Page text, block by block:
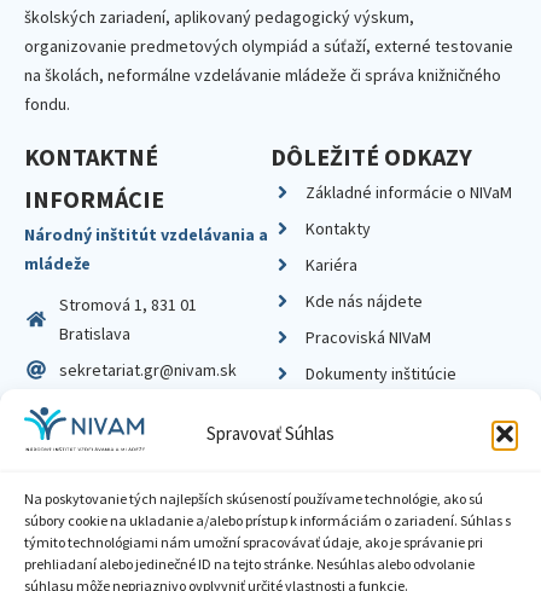
Spravovať Súhlas
Na poskytovanie tých najlepších skúseností používame technológie, ako sú
súbory cookie na ukladanie a/alebo prístup k informáciám o zariadení. Súhlas s
týmito technológiami nám umožní spracovávať údaje, ako je správanie pri
prehliadaní alebo jedinečné ID na tejto stránke. Nesúhlas alebo odvolanie
súhlasu môže nepriaznivo ovplyvniť určité vlastnosti a funkcie.
školských zariadení, aplikovaný pedagogický výskum,
organizovanie predmetových olympiád a súťaží, externé testovanie
na školách, neformálne vzdelávanie mládeže či správa knižničného
fondu.
KONTAKTNÉ
INFORMÁCIE
Národný inštitút vzdelávania a
mládeže
Stromová 1, 831 01
Bratislava
sekretariat.gr@nivam.sk
IČO: 00164348
DIČ: 2020798714
DÔLEŽITÉ ODKAZY
Základné informácie o NIVaM
Kontakty
Kariéra
Kde nás nájdete
Pracoviská NIVaM
Dokumenty inštitúcie
Zásady ochrany súkromia